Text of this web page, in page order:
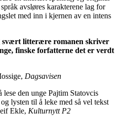
avsløres karakterene lag for
med inn i kjernen av en intens
svært litterære romanen skriver
finske forfatterne det er verdt
Dagsavisen
den unge Pajtim Statovcis
lysten til å leke med så vel tekst
Ekle, Kulturnytt P2